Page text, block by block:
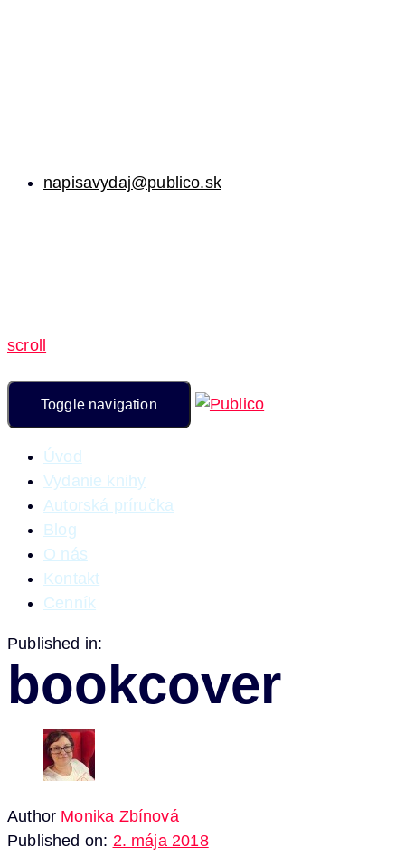
napisavydaj@publico.sk
scroll
Toggle navigation
Úvod
Vydanie knihy
Autorská príručka
Blog
O nás
Kontakt
Cenník
Published in:
bookcover
Author Monika Zbínová
Published on: 2. mája 2018